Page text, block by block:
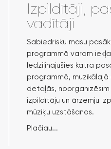
Izpildītāji,
vadītāji
Sabiedrisku masu
programmā varam
Iedziļinājušies katra
programmā,
detaļās,
izpildītāju un ārzemju
mūziķu uzstāšanos.
Plačiau...